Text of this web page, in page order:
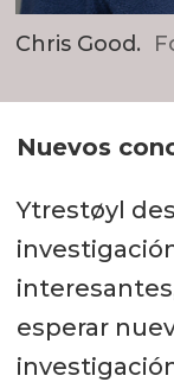
Chris Good.
Nuevos
Ytrestøyl
esperar